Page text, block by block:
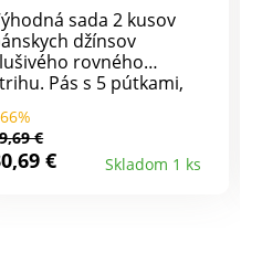
sada 2 kusov
džínsov
rovného
Pás s 5 pútkami,
Nohavice majú
kovové nity a
lem. Využite našu
€
€ Skladom 1 ks